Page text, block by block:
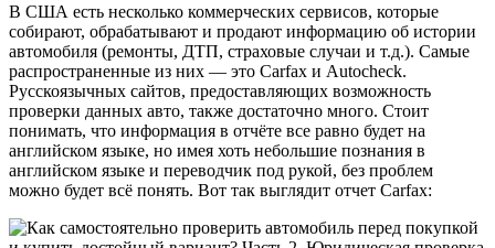
В США есть несколько коммерческих сервисов, которые
собирают, обрабатывают и продают информацию об истории
автомобиля (ремонты, ДТП, страховые случаи и т.д.). Самые
распространенные из них — это Carfax и Autocheck.
Русскоязычных сайтов, предоставляющих возможность
проверки данных авто, также достаточно много. Стоит
понимать, что информация в отчёте все равно будет на
английском языке, но имея хоть небольшие познания в
английском языке и переводчик под рукой, без проблем
можно будет всё понять. Вот так выглядит отчет Carfax: